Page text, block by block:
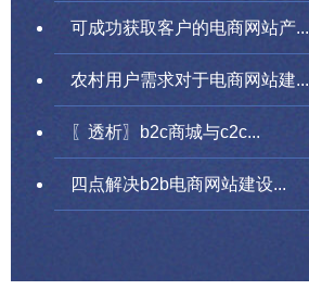
可成功获取客户的电商网站产...
农村用户需求对于电商网站建...
〖透析〗b2c商城与c2c...
四点解决b2b电商网站建设...